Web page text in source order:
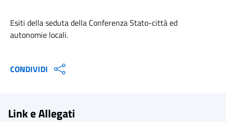
Esiti della seduta della Conferenza Stato-città ed
autonomie locali.
CONDIVIDI
Link e Allegati